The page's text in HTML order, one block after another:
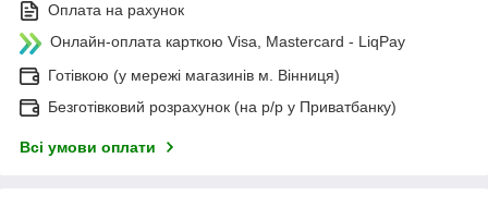
Оплата на рахунок
Онлайн-оплата карткою Visa, Mastercard - LiqPay
Готівкою (у мережі магазинів м. Вінниця)
Безготівковий розрахунок (на р/р у Приватбанку)
Всі умови оплати